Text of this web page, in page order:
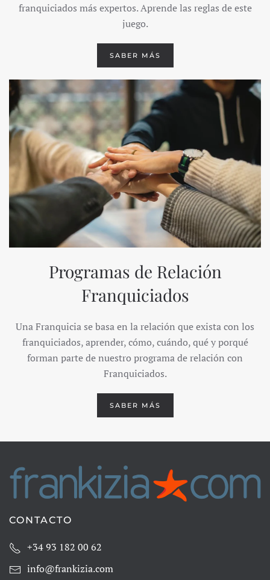
franquiciados más expertos. Aprende las reglas de este
juego.
SABER MÁS
Programas de Relación
Franquiciados
Una Franquicia se basa en la relación que exista con los
franquiciados, aprender, cómo, cuándo, qué y porqué
forman parte de nuestro programa de relación con
Franquiciados.
SABER MÁS
CONTACTO
+34 93 182 00 62
info@frankizia.com